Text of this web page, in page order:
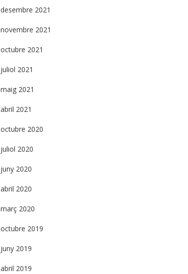
desembre 2021
novembre 2021
octubre 2021
juliol 2021
maig 2021
abril 2021
octubre 2020
juliol 2020
juny 2020
abril 2020
març 2020
octubre 2019
juny 2019
abril 2019